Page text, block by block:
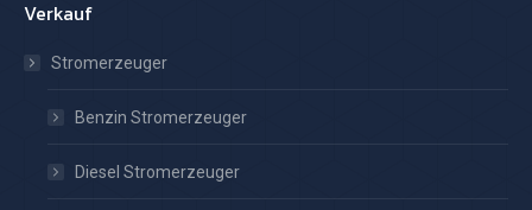
Verkauf
Stromerzeuger
Benzin Stromerzeuger
Diesel Stromerzeuger